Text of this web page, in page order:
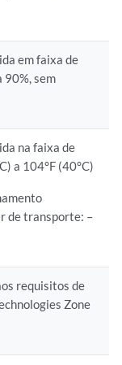
em faixa de
90%, sem
na faixa de
a 104°F (40°C)
de transporte: –
requisitos de
Zone